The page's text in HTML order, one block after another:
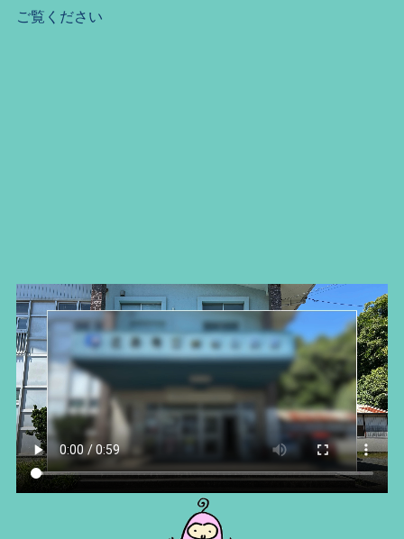
ご覧ください